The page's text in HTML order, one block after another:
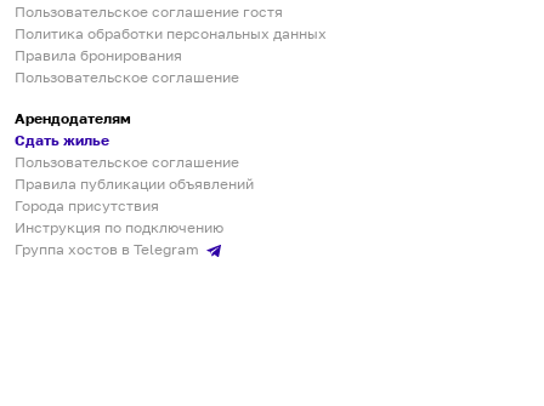
Пользовательское соглашение гостя
Политика обработки персональных данных
Правила бронирования
Пользовательское соглашение
Арендодателям
Сдать жилье
Пользовательское соглашение
Правила публикации объявлений
Города присутствия
Инструкция по подключению
Группа хостов в Telegram